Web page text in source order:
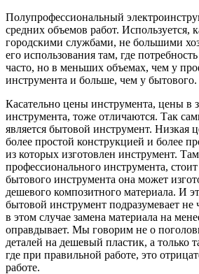
Полупрофессиональный
средних объемов работ. Используется,
городскими службами, не большими
его использования там, где
часто, но в меньших объемах, чем у
инструмента и больше, чем у бытового.
Касательно цены инструмента, цены в
инструмента, тоже отличаются. Так
является бытовой инструмент. Низкая
более простой конструкцией и более
из которых изготовлен инструмент.
профессионального инструмента,
бытового инструмента она может
дешевого композитного материала. И
бытовой инструмент подразумевает не
в этом случае замена материала на
оправдывает. Мы говорим не о
деталей на дешевый пластик, а только
где при правильной работе, это
работе.